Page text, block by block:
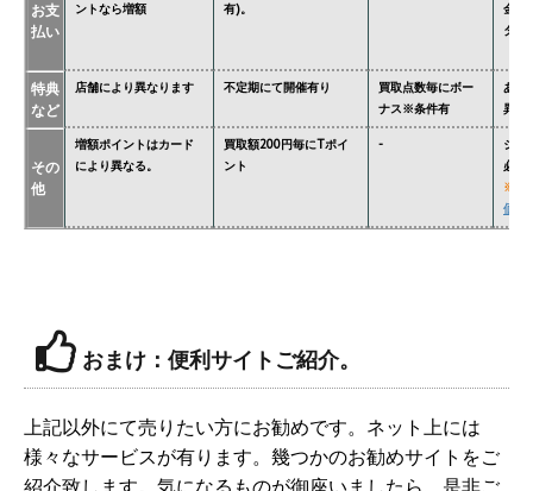
お支
払い
ントなら増額
有)。
金額
ター'
特典
など
店舗により異なります 不定期にて開催有り
買取点数毎にボー
ナス※条件有
あり
異な
その
他
増額ポイントはカード
により異なる。
買取額200円毎にTポイ
ント
-
ジョ
必要
※
価格
おまけ：便利サイトご紹介。
上記以外にて売りたい方にお勧めです。ネット上には
様々なサービスが有ります。幾つかのお勧めサイトをご